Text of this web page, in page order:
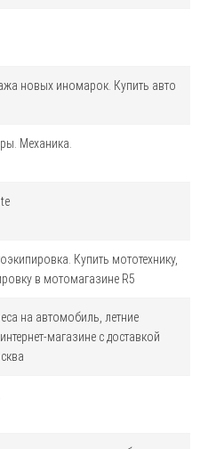
новых иномарок. Купить авто
Механика.
Купить мототехнику,
в мотомагазине R5
на автомобиль, летние
магазине с доставкой